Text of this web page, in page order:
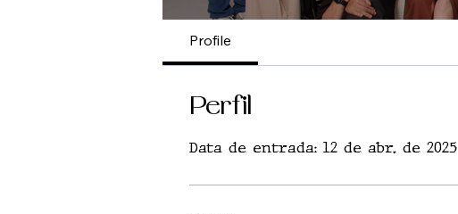
Profile
Perfil
Data de entrada: 12 de abr. de 2025